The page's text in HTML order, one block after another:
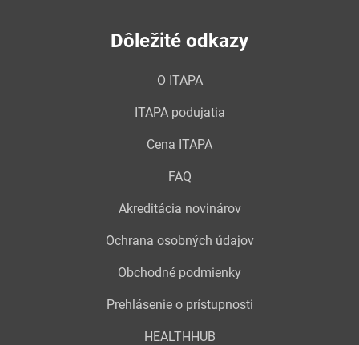
Dôležité odkazy
O ITAPA
ITAPA podujatia
Cena ITAPA
FAQ
Akreditácia novinárov
Ochrana osobných údajov
Obchodné podmienky
Prehlásenie o prístupnosti
HEALTHHUB